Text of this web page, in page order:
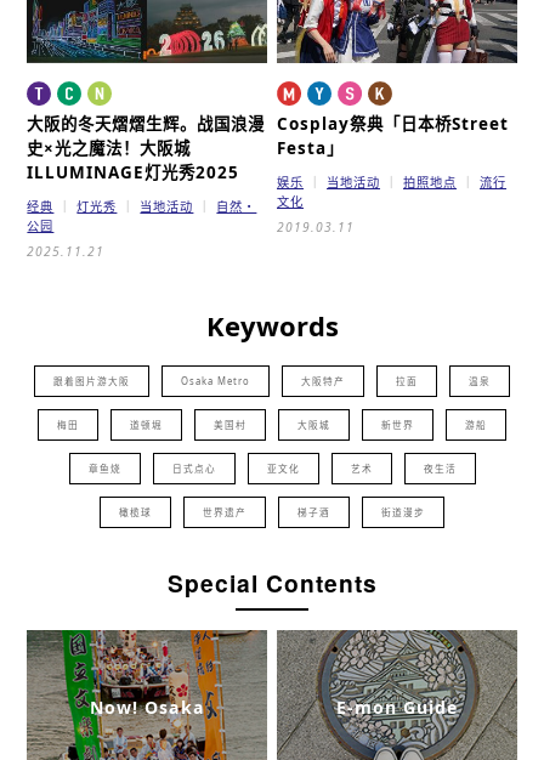
大阪的冬天熠熠生辉。 战国浪漫
史×光之魔法！大阪城
ILLUMINAGE灯光秀2025
经典 灯光秀 当地活动
自然・
公园
2025.11.21
Cosplay祭典「日本桥Street
Festa」
娱乐 当地活动 拍照地点
流行
文化
2019.03.11
Keywords
跟着图片游大阪 Osaka Metro 大阪特产 拉面 温泉
梅田 道顿堀 美国村 大阪城 新世界 游船
章鱼烧 日式点心 亚文化 艺术 夜生活
橄榄球 世界遗产 梯子酒 街道漫步
Special Contents
Now! Osaka E-mon Guide